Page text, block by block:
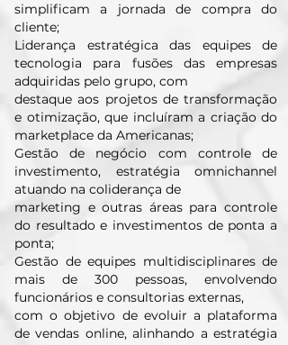
simplificam a jornada de compra do
cliente;
Liderança estratégica das equipes de
tecnologia para fusões das empresas
adquiridas pelo grupo, com
destaque aos projetos de transformação
e otimização, que incluíram a criação do
marketplace da Americanas;
Gestão de negócio com controle de
investimento, estratégia omnichannel
atuando na coliderança de
marketing e outras áreas para controle
do resultado e investimentos de ponta a
ponta;
⁠Gestão de equipes multidisciplinares de
mais de 300 pessoas, envolvendo
funcionários e consultorias externas,
com o objetivo de evoluir a plataforma
de vendas online, alinhando a estratégia